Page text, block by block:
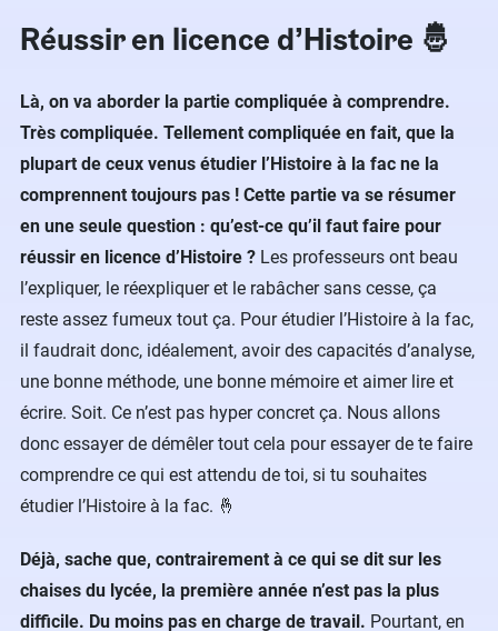
Réussir en licence d’Histoire 🤴
Là, on va aborder la partie compliquée à comprendre.
Très compliquée. Tellement compliquée en fait, que la
plupart de ceux venus étudier l’Histoire à la fac ne la
comprennent toujours pas ! Cette partie va se résumer
en une seule question : qu’est-ce qu’il faut faire pour
réussir en licence d’Histoire ? Les professeurs ont beau
l’expliquer, le réexpliquer et le rabâcher sans cesse, ça
reste assez fumeux tout ça. Pour étudier l’Histoire à la fac,
il faudrait donc, idéalement, avoir des capacités d’analyse,
une bonne méthode, une bonne mémoire et aimer lire et
écrire. Soit. Ce n’est pas hyper concret ça. Nous allons
donc essayer de démêler tout cela pour essayer de te faire
comprendre ce qui est attendu de toi, si tu souhaites
étudier l’Histoire à la fac. 🤞
Déjà, sache que, contrairement à ce qui se dit sur les
chaises du lycée, la première année n’est pas la plus
difficile. Du moins pas en charge de travail. Pourtant, en